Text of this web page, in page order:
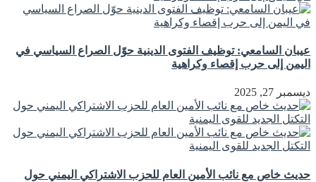
عيبان السامعي: توظيف الفتوى الدينية حوّل الصراع السياسي في
اليمن إلى حرب إقصاء وكراهية
ديسمبر 27, 2025
حديث خاص مع نائب الأمين العام للحزب الاشتراكي اليمني حول